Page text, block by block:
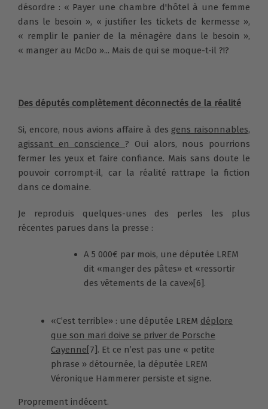
désordre : « Payer une chambre d'hôtel à une femme
dans le besoin », « justifier les tickets de kermesse »,
« remplir le panier de la ménagère dans le besoin »,
« manger au McDo »... Mais de qui se moque-t-il ?!?
Des députés complètement déconnectés de la réalité
Si, encore, nous avions affaire à des gens raisonnables,
agissant en conscience? Oui alors, nous pourrions
fermer les yeux et faire confiance. Mais sans doute le
pouvoir corrompt-il, car la réalité rattrape la fiction
dans ce domaine.
Je reproduis quelques-unes des perles les plus
récentes parues dans la presse :
A 5 000€ par mois, une députée LREM
dit «manger des pâtes» et «ressortir
des vêtements de la cave» [6] .
«C’est terrible» : une députée LREM déplore
que son mari doive se priver de Porsche
Cayenne [7] . Et ce n’est pas une « petite
phrase » détournée, la députée LREM
Véronique Hammerer persiste et signe.
Proprement indécent.